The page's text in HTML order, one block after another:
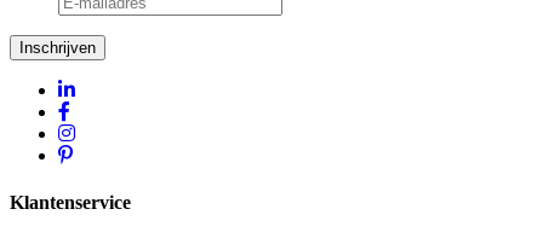
Inschrijven
Klantenservice